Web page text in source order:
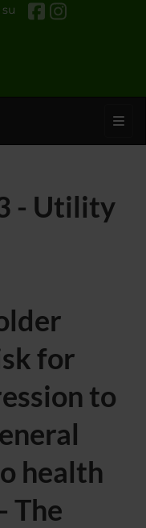
- Utility
for
to
health
The